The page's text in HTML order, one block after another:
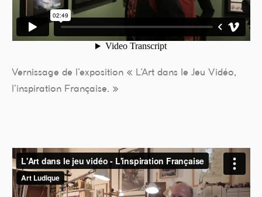
Vernissage de l’exposition « L’Art dans le Jeu Vidéo,
l’inspiration Française. »